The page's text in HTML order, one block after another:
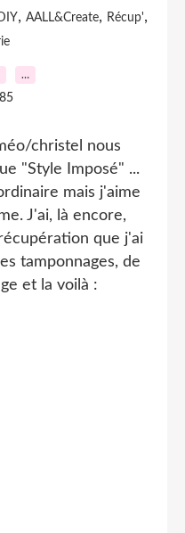
DIY, AALL&Create, Récup',
…
christel nous
"Style Imposé" ...
mais j'aime
J'ai, là encore,
que j'ai
tamponnages, de
et la voilà :